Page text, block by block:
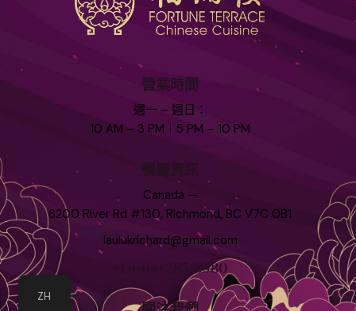
營業時間
週一 – 週日：
10 AM – 3 PM｜5 PM – 10 PM
餐廳資訊
Canada —
6200 River Rd #130, Richmond, BC V7C 0B1
laulukrichard@gmail.com
+1 (604) 285-8980
ZH